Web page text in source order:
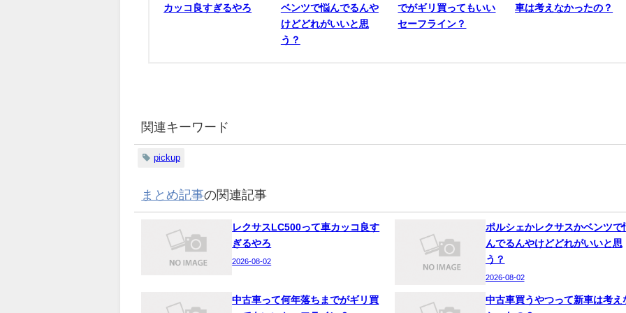
カッコ良すぎるやろ
ベンツで悩んでるんや
けどどれがいいと思
う？
でがギリ買ってもいい
セーフライン？
車は考えなかったの？
関連キーワード
pickup
まとめ記事の関連記事
レクサスLC500って車カッコ良す
ぎるやろ
2026-08-02
ポルシェかレクサスかベンツで
んでるんやけどどれがいいと思
う？
2026-08-02
中古車って何年落ちまでがギリ買
中古車買うやつって新車は考え